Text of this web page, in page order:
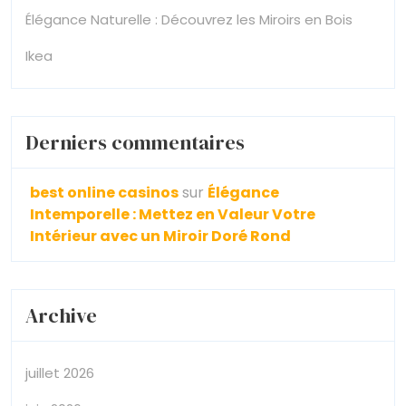
Élégance Naturelle : Découvrez les Miroirs en Bois
Ikea
Derniers commentaires
best online casinossur Élégance
Intemporelle : Mettez en Valeur Votre
Intérieur avec un Miroir Doré Rond
Archive
juillet 2026